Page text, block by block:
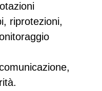
riprotezioni,